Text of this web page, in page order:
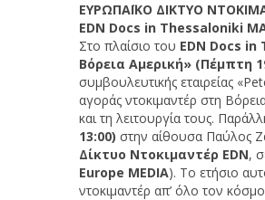
ΕΥΡΩΠΑΪΚΟ ΔΙΚΤΥΟ
EDN Docs in Thessaloniki
Στο πλαίσιο του EDN Docs in
Βόρεια Αμερική» (Πέμπτη
συμβουλευτικής εταιρείας
αγοράς ντοκιμαντέρ στη
και τη λειτουργία τους.
13:00) στην αίθουσα Παύλος
Δίκτυο Ντοκιμαντέρ EDN,
Europe ΜEDIA). To ετήσιο
ντοκιμαντέρ απ’ όλο τον